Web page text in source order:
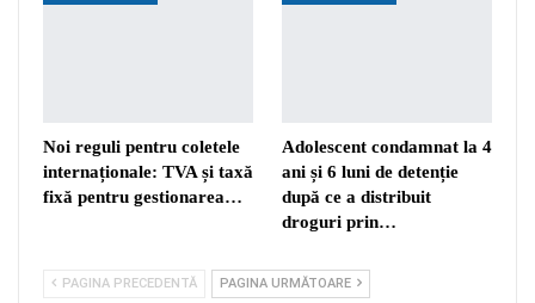
Noi reguli pentru coletele
internaționale: TVA și taxă
fixă pentru gestionarea…
Adolescent condamnat la 4
ani și 6 luni de detenție
după ce a distribuit
droguri prin…
PAGINA PRECEDENTĂ PAGINA URMĂTOARE